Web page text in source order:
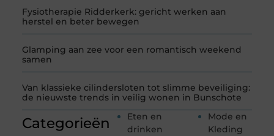
Fysiotherapie Ridderkerk: gericht werken aan
herstel en beter bewegen
Glamping aan zee voor een romantisch weekend
samen
Van klassieke cilindersloten tot slimme beveiliging:
de nieuwste trends in veilig wonen in Bunschote
Categorieën
Eten en
drinken
Mode en
Kleding